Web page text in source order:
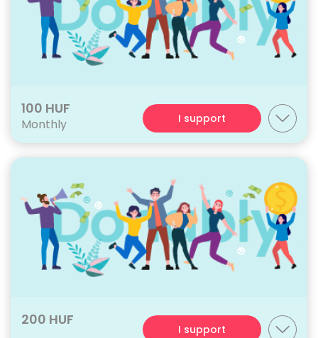
100 HUF
Monthly I support
200 HUF
I support